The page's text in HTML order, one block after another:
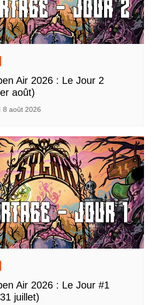
Air 2026 : Le Jour 2
août)
8 août 2026
Air 2026 : Le Jour #1
juillet)